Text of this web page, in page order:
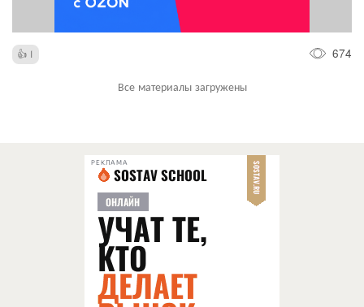
1 674
Все материалы загружены
РЕКЛАМА